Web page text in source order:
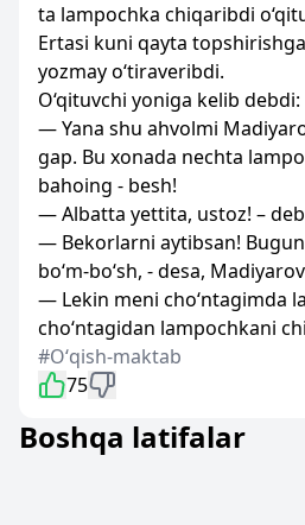
ta lampochka chiqaribdi
Ertasi kuni qayta
yozmay o‘tiraveribdi.
O‘qituvchi yoniga kelib debdi:
— Yana shu ahvolmi
gap. Bu xonada nechta
bahoing - besh!
— Albatta yettita, ustoz! –
— Bekorlarni aytibsan!
bo‘m-bo‘sh, - desa,
— Lekin meni cho‘ntagimda
cho‘ntagidan lampochkani
#Oʻqish-maktab
75
Boshqa latifalar